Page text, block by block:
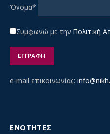
Όνομα*
Συμφωνώ με την Πολιτική
e-mail επικοινωνίας:
ΕΝΟΤΗΤΕΣ